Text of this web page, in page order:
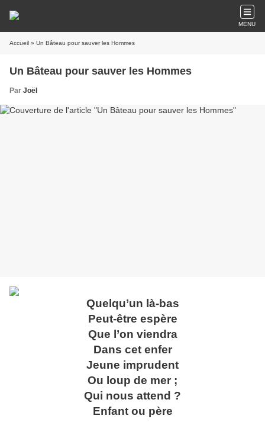
MENU
Accueil » Un Bâteau pour sauver les Hommes
Un Bâteau pour sauver les Hommes
Par Joël
Quelqu’un là-bas
Peut-être espère
Que l’on viendra
Dans cet enfer
Jeune imprudent
Ou loup de mer ;
Qui nous attend ?
Enfant ou père